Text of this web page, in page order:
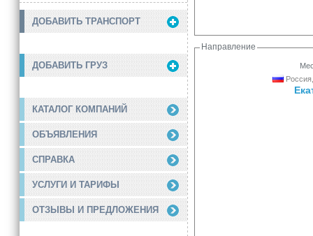
ДОБАВИТЬ ТРАНСПОРТ
ДОБАВИТЬ ГРУЗ
КАТАЛОГ КОМПАНИЙ
ОБЪЯВЛЕНИЯ
СПРАВКА
УСЛУГИ И ТАРИФЫ
ОТЗЫВЫ И ПРЕДЛОЖЕНИЯ
Направление